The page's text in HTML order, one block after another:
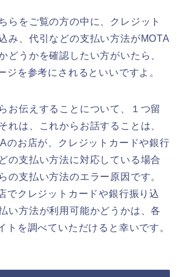
らをご覧の方の中に、クレジット
み、代引などの支払い方法がMOTA
どうかを確認したい方がいたら、
ジを参考にされるといいですよ。
お伝えすることについて、１つ留
れは、これからお話することは、
のお店が、クレジットカードや銀行
の支払い方法に対応している場合
の支払い方法のエラー原因です。
でクレジットカードや銀行振り込
い方法が利用可能かどうかは、各
トを調べていただけると幸いです。